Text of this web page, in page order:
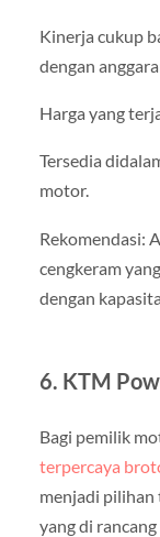
Kinerja cukup
dengan
Harga yang
Tersedia
motor.
Rekomendasi:
cengkeram
dengan
6. KTM
Bagi pemilik
terpercaya
menjadi pilihan
yang di